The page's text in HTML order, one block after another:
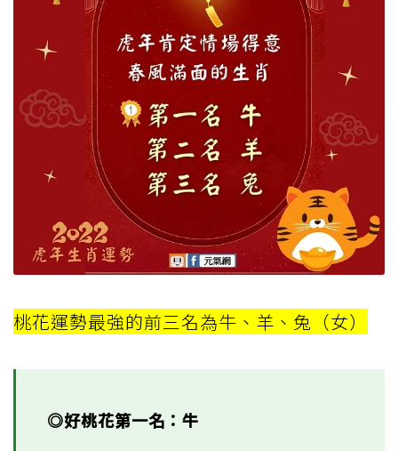
桃花運勢最強的前三名為牛、羊、兔（女）
◎好桃花第一名：牛